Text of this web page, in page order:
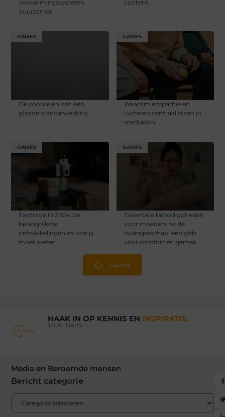
verwarmingssysteem
duurzamer
content
GAMES
De voordelen van een
gladde wandafwerking
GAMES
Waarom empathie en
luisteren centraal staan in
mediation
GAMES
Fairtrade in 2024: de
belangrijkste
ontwikkelingen en wat jij
moet weten
GAMES
Essentiële benodigdheden
voor moeders na de
zwangerschap: een gids
voor comfort en gemak
Games
HAAK IN OP KENNIS EN INSPIRATIE.
V.I.P. Baits
Media en Beroemde mensen
Bericht categorie